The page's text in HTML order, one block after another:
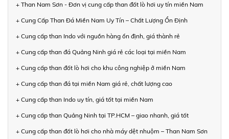
+ Than Nam Sơn - Đơn vị cung cấp than đốt lò hơi uy tín miền Nam
+ Cung Cấp Than Đá Miền Nam Uy Tín – Chất Lượng Ổn Định
+ Cung cấp than Indo với nguồn hàng ổn định, giá thành rẻ
+ Cung cấp than đá Quảng Ninh giá rẻ các loại tại miền Nam
+ Cung cấp than đốt lò hơi cho khu công nghiệp ở miền Nam
+ Cung cấp than đá tại miền Nam giá rẻ, chất lượng cao
+ Cung cấp than Indo uy tín, giá tốt tại miền Nam
+ Cung cấp than Quảng Ninh tại TP.HCM – giao nhanh, giá tốt
+ Cung cấp than đốt lò hơi cho nhà máy dệt nhuộm – Than Nam Sơn